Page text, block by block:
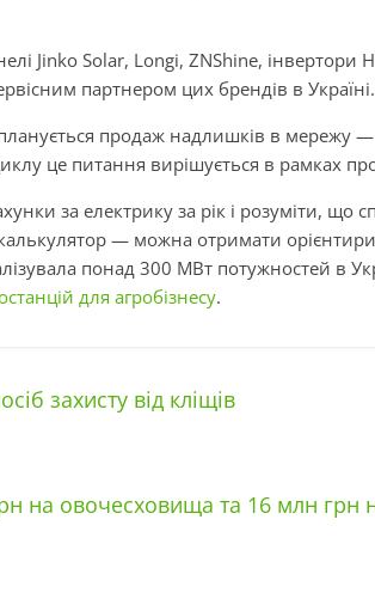
Jinko Solar, Longi, ZNShine, інвертори
партнером цих брендів в Україні.
продаж надлишків в мережу —
це питання вирішується в рамках
за електрику за рік і розуміти, що
— можна отримати
понад 300 МВт потужностей в
для агробізнесу.
захисту від кліщів
на овочесховища та 16 млн грн